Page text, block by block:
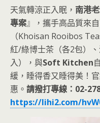
天氣轉涼正入眠， 南港
專案』，攜手高品質來
（Khoisan Rooibos
紅/綠博士茶（各2包）
入），與Soft Kitchen
緩，睡得香又睡得美！
惠。 請撥打專線：02-
https://lihi2.com/